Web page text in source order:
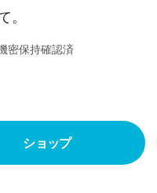
密保持確認済
ショップ